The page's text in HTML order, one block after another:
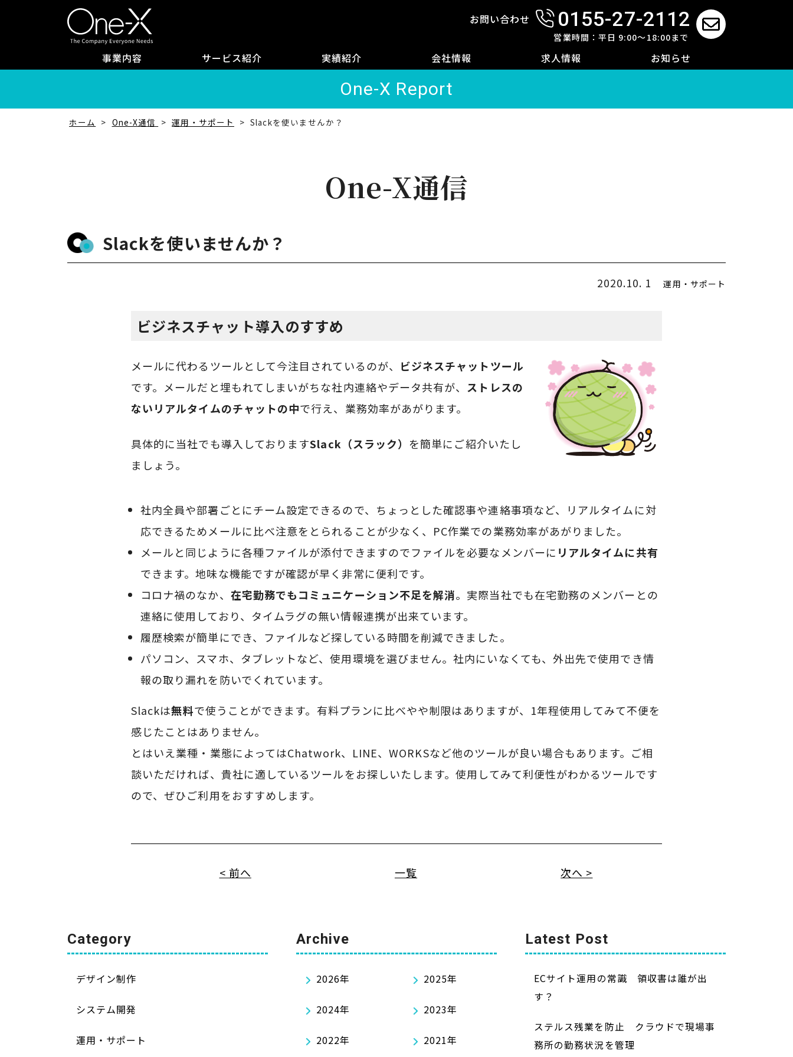
お問い合わせ 0155-27-2112
営業時間：平日 9:00～18:00まで
事業内容 サービス紹介 実績紹介 会社情報 求人情報 お知らせ
One-X Report
ホーム One-X通信 運用・サポート Slackを使いませんか？
One-X通信
Slackを使いませんか？
2020.10. 1 運用・サポート
ビジネスチャット導入のすすめ
メールに代わるツールとして今注目されているのが、 ビジネスチャットツール
です。メールだと埋もれてしまいがちな社内連絡やデータ共有が、 ストレスの
ないリアルタイムのチャットの中で行え、業務効率があがります。
具体的に当社でも導入しておりますSlack（スラック） を簡単にご紹介いたし
ましょう。
社内全員や部署ごとにチーム設定できるので、ちょっとした確認事や連絡事項など、リアルタイムに対
応できるためメールに比べ注意をとられることが少なく、PC作業での業務効率があがりました。
メールと同じように各種ファイルが添付できますのでファイルを必要なメンバーに リアルタイムに共有
できます。地味な機能ですが確認が早く非常に便利です。
コロナ禍のなか、 在宅勤務でもコミュニケーション不足を解消。実際当社でも在宅勤務のメンバーとの
連絡に使用しており、タイムラグの無い情報連携が出来ています。
履歴検索が簡単にでき、ファイルなど探している時間を削減できました。
パソコン、スマホ、タブレットなど、使用環境を選びません。社内にいなくても、外出先で使用でき情
報の取り漏れを防いでくれています。
Slackは無料で使うことができます。有料プランに比べやや制限はありますが、1年程使用してみて不便を
感じたことはありません。
とはいえ業種・業態によってはChatwork、LINE、WORKSなど他のツールが良い場合もあります。ご相
談いただければ、貴社に適しているツールをお探しいたします。使用してみて利便性がわかるツールです
ので、ぜひご利用をおすすめします。
< 前へ 一覧 次へ >
Category
デザイン制作
システム開発
運用・サポート
Archive
2026年 2025年
2024年 2023年
2022年 2021年
Latest Post
ECサイト運用の常識 領収書は誰が出
す？
ステルス残業を防止 クラウドで現場事
務所の勤務状況を管理